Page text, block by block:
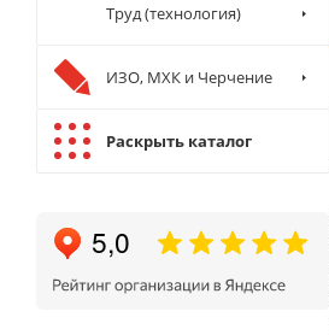
Труд (технология)
ИЗО, МХК и Черчение
Раскрыть каталог